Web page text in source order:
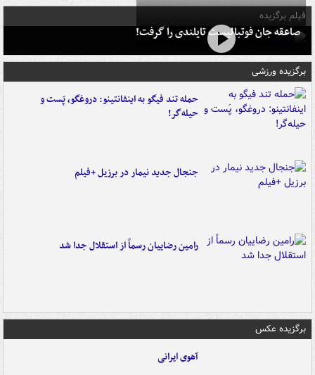
فیلم برگزیده
صاعقه جان فوتبالیست تایلندی را گرفت!
برگزیده ورزشی
حمله تند فیگو به اینفانتینو: دروغگو، پَست‌ و
حیله‌گر!
جنجال جدید نیمار در برزیل +فیلم
رامین رضاییان رسماً از استقلال جدا شد
برگزیده عکس
آهوی ایرانی